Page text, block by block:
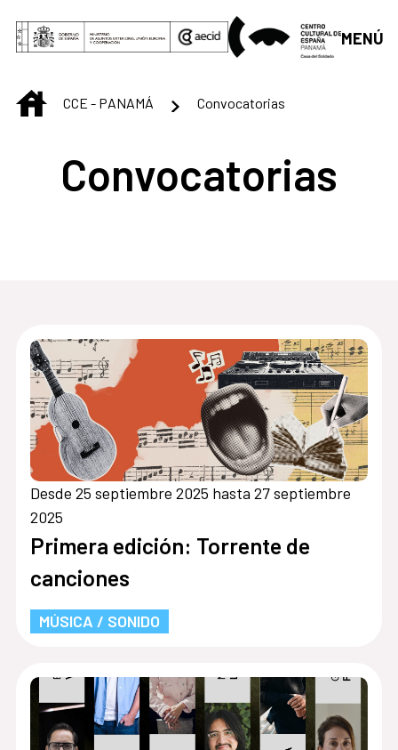
Saltar al contenido principal
MENÚ
INICIOCCE - PANAMÁ Convocatorias
Convocatorias
Desde 25 septiembre 2025 hasta 27 septiembre
2025
Primera edición: Torrente de
canciones
MÚSICA / SONIDO